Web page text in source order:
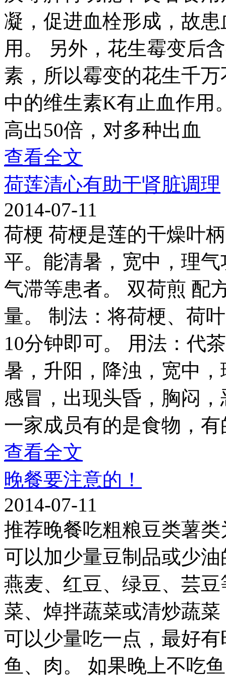
凝，促进血栓形成，故
用。 另外，花生霉变后
素，所以霉变的花生千
中的维生素K有止血作用
高出50倍，对多种出血
查看全文
荷莲清心有助于肾脏调理
2014-07-11
荷梗 荷梗是莲的干燥叶
平。能清暑，宽中，理
气滞等患者。 双荷煎 配
量。 制法：将荷梗、荷
10分钟即可。 用法：代
暑，升阳，降浊，宽中
感冒，出现头昏，胸闷
一家成员有的是食物，
查看全文
晚餐要注意的！
2014-07-11
推荐晚餐吃粗粮豆类薯
可以加少量豆制品或少
燕麦、红豆、绿豆、芸
菜、焯拌蔬菜或清炒蔬
可以少量吃一点，最好
鱼、肉。 如果晚上不吃